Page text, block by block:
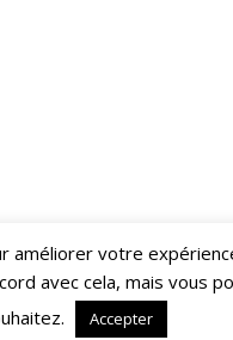
du Poing !
LA NEWSLETTER
améliorer votre
avec cela, mais vous
Accepter